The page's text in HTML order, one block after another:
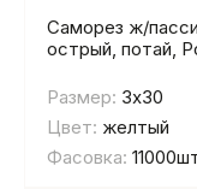
Саморез ж/
острый, потай,
Размер: 3х30
Цвет: желтый
Фасовка: